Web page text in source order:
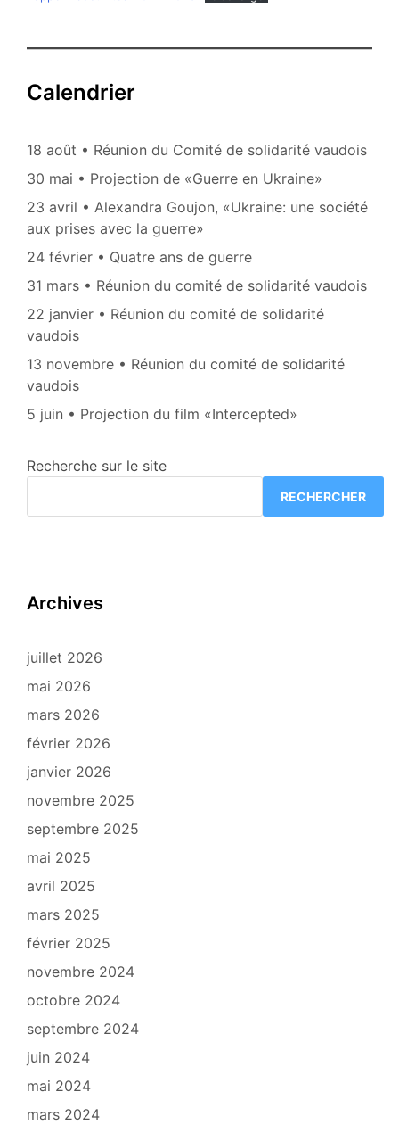
Calendrier
18 août • Réunion du Comité de solidarité vaudois
30 mai • Projection de «Guerre en Ukraine»
23 avril • Alexandra Goujon, «Ukraine: une société
aux prises avec la guerre»
24 février • Quatre ans de guerre
31 mars • Réunion du comité de solidarité vaudois
22 janvier • Réunion du comité de solidarité
vaudois
13 novembre • Réunion du comité de solidarité
vaudois
5 juin • Projection du film «Intercepted»
Recherche sur le site
RECHERCHER
Archives
juillet 2026
mai 2026
mars 2026
février 2026
janvier 2026
novembre 2025
septembre 2025
mai 2025
avril 2025
mars 2025
février 2025
novembre 2024
octobre 2024
septembre 2024
juin 2024
mai 2024
mars 2024